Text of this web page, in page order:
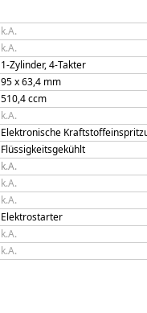
k.A.
k.A.
1-Zylinder, 4-Takter
95x63,4 mm
510,4ccm
k.A.
Elektronische
Flüssigkeitsgekühlt
k.A.
k.A.
k.A.
Elektrostarter
k.A.
k.A.